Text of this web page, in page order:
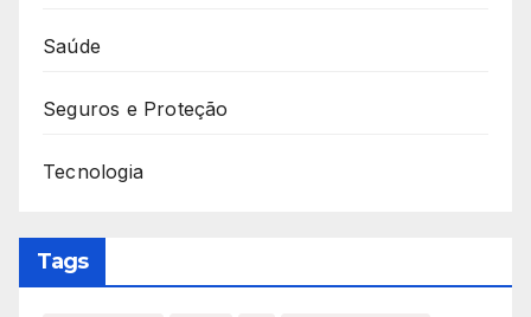
Saúde
Seguros e Proteção
Tecnologia
Tags